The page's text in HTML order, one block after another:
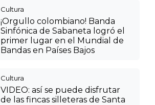
Cultura
¡Orgullo colombiano! Banda
Sinfónica de Sabaneta logró el
primer lugar en el Mundial de
Bandas en Países Bajos
Cultura
VIDEO: así se puede disfrutar
de las fincas silleteras de Santa